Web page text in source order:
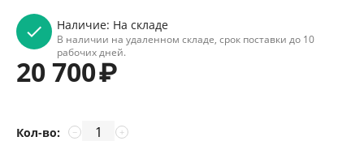
Наличие: На складе
В наличии на удаленном складе, срок поставки до 10
рабочих дней.
20 700₽
Кол-во: +
−